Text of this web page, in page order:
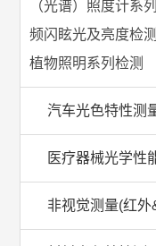
（光谱）照度计系列
频闪眩光及亮度检测
植物照明系列检测
汽车光色特性测
医疗器械光学性
非视觉测量(红外